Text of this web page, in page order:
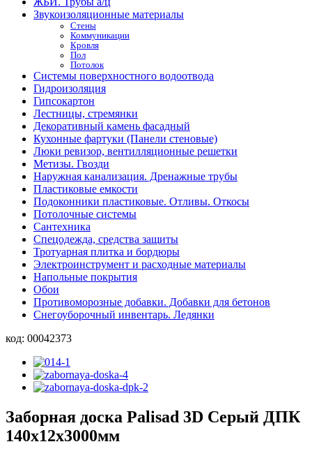
Звукоизоляционные материалы
Стены
Коммуникации
Кровля
Пол
Потолок
Системы поверхностного водоотвода
Гидроизоляция
Гипсокартон
Лестницы, стремянки
Декоративный камень фасадный
Кухонные фартуки (Панели стеновые)
Люки ревизор, вентилляционные решетки
Метизы. Гвозди
Наружная канализация. Дренажные трубы
Пластиковые емкости
Подоконники пластиковые. Отливы. Откосы
Потолочные системы
Сантехника
Спецодежда, средства защиты
Тротуарная плитка и бордюры
Электроинструмент и расходные материалы
Напольные покрытия
Обои
Противоморозные добавки. Добавки для бетонов
Снегоуборочный инвентарь. Ледянки
код: 00042373
Заборная доска Palisad 3D Серый ДПК
140х12х3000мм